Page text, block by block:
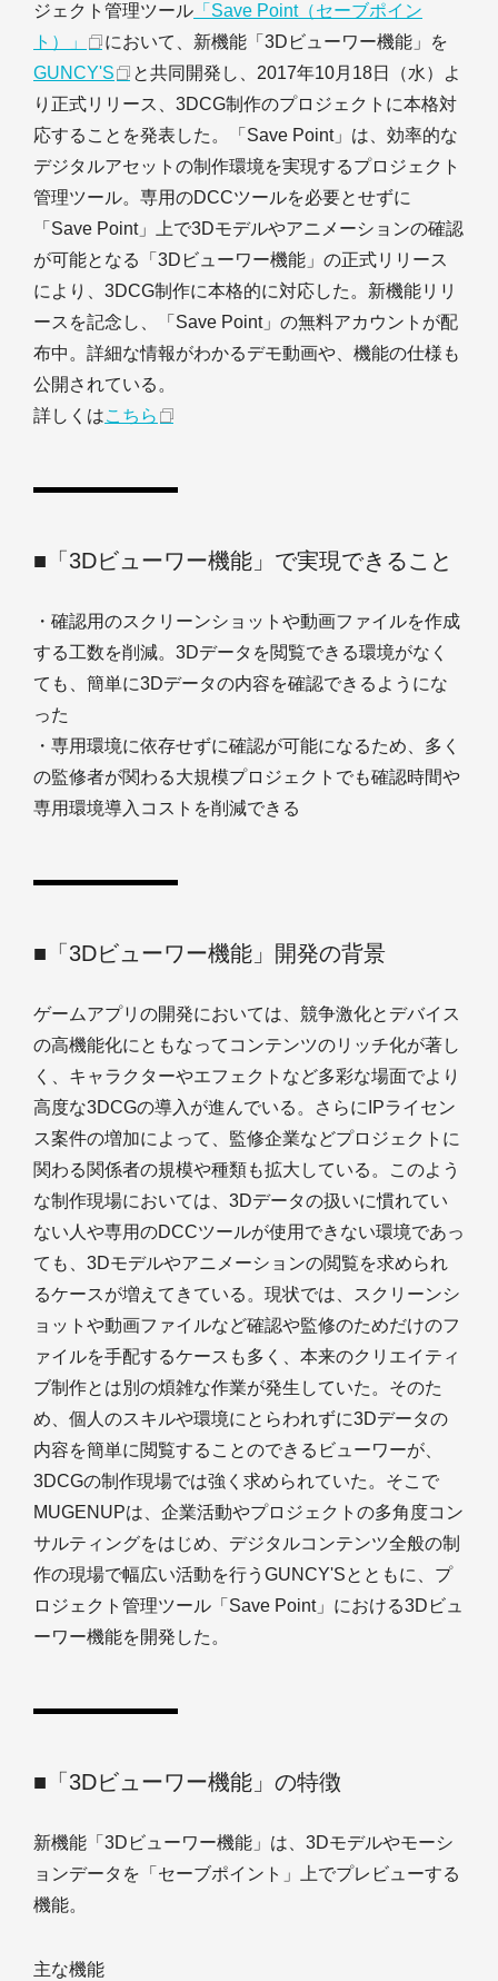
ジェクト管理ツール 「Save Point（セーブポイン
ト）」
において、新機能「3Dビューワー機能」を
GUNCY'S
と共同開発し、2017年10月18日（水）よ
り正式リリース、3DCG制作のプロジェクトに本格対
応することを発表した。「Save Point」は、効率的な
デジタルアセットの制作環境を実現するプロジェクト
管理ツール。専用のDCCツールを必要とせずに
「Save Point」上で3Dモデルやアニメーションの確認
が可能となる「3Dビューワー機能」の正式リリース
により、3DCG制作に本格的に対応した。新機能リリ
ースを記念し、「Save Point」の無料アカウントが配
布中。詳細な情報がわかるデモ動画や、機能の仕様も
公開されている。
詳しくはこちら
■「3Dビューワー機能」で実現できること
・確認用のスクリーンショットや動画ファイルを作成
する工数を削減。3Dデータを閲覧できる環境がなく
ても、簡単に3Dデータの内容を確認できるようにな
った
・専用環境に依存せずに確認が可能になるため、多く
の監修者が関わる大規模プロジェクトでも確認時間や
専用環境導入コストを削減できる
■「3Dビューワー機能」開発の背景
ゲームアプリの開発においては、競争激化とデバイス
の高機能化にともなってコンテンツのリッチ化が著し
く、キャラクターやエフェクトなど多彩な場面でより
高度な3DCGの導入が進んでいる。さらにIPライセン
ス案件の増加によって、監修企業などプロジェクトに
関わる関係者の規模や種類も拡大している。このよう
な制作現場においては、3Dデータの扱いに慣れてい
ない人や専用のDCCツールが使用できない環境であっ
ても、3Dモデルやアニメーションの閲覧を求められ
るケースが増えてきている。現状では、スクリーンシ
ョットや動画ファイルなど確認や監修のためだけのフ
ァイルを手配するケースも多く、本来のクリエイティ
ブ制作とは別の煩雑な作業が発生していた。そのた
め、個人のスキルや環境にとらわれずに3Dデータの
内容を簡単に閲覧することのできるビューワーが、
3DCGの制作現場では強く求められていた。そこで
MUGENUPは、企業活動やプロジェクトの多角度コン
サルティングをはじめ、デジタルコンテンツ全般の制
作の現場で幅広い活動を行うGUNCY'Sとともに、プ
ロジェクト管理ツール「Save Point」における3Dビュ
ーワー機能を開発した。
■「3Dビューワー機能」の特徴
新機能「3Dビューワー機能」は、3Dモデルやモーシ
ョンデータを「セーブポイント」上でプレビューする
機能。
主な機能